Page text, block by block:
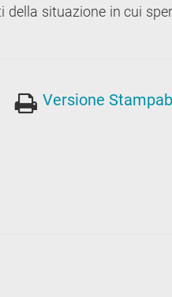
della situazione in cui
Versione